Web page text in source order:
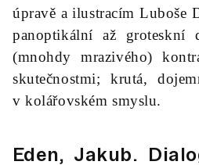
úpravě a ilustracím Luboše
panoptikální až groteskní
(mnohdy mrazivého)
skutečnostmi; krutá,
v kolářovském smyslu.
Eden, Jakub.